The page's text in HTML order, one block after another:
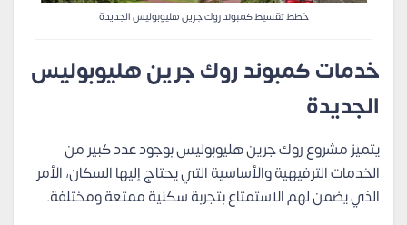
خطط تقسيط كمبوند روك جرين هليوبوليس الجديدة
خدمات كمبوند روك جرين هليوبوليس
الجديدة
يتميز مشروع روك جرين هليوبوليس بوجود عدد كبير من
الخدمات الترفيهية والأساسية التي يحتاج إليها السكان، الأمر
الذي يضمن لهم الاستمتاع بتجربة سكنية ممتعة ومختلفة.